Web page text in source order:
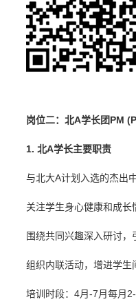
岗位二：北A学长团PM
1. 北A学长主要职责
与北大A计划入选的杰出
关注学生身心健康和成
围绕共同兴趣深入研讨
组织内联活动，增进学
培训时段：4月-7月每月2-